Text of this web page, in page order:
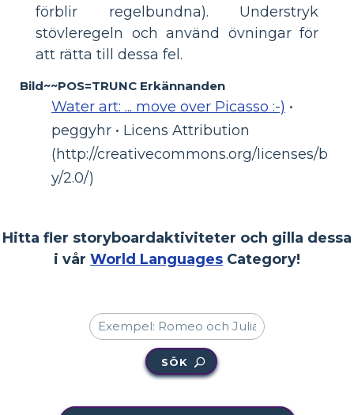
förblir regelbundna). Understryk
stövleregeln och använd övningar för
att rätta till dessa fel.
Bild~~POS=TRUNC Erkännanden
Water art: ... move over Picasso :-) •
peggyhr • Licens Attribution
(http://creativecommons.org/licenses/b
y/2.0/)
Hitta fler storyboardaktiviteter och gilla dessa
i vår World Languages Category!
SÖK